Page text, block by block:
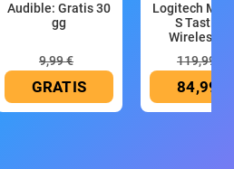
Audible: Gratis 30
gg
9,99 €
GRATIS
Logitech MX
S Tastiera
Wireless
119,99 €
84,99 €